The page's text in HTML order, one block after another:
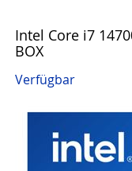
Intel Core i7
BOX
Verfügbar